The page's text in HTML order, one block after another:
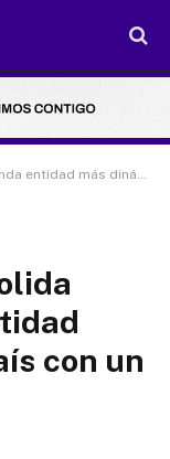
un crecimiento económico de 4.5%
con un